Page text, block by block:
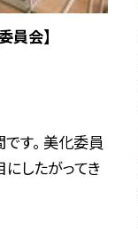
員会】
す。 美化委員
したがってき